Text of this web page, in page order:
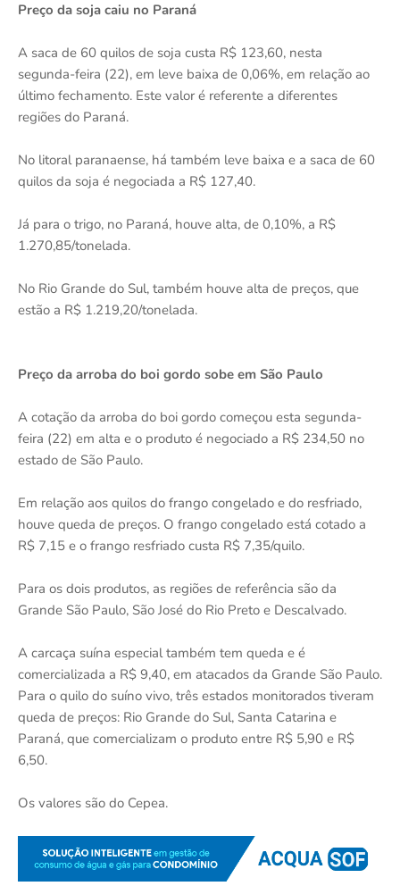
Preço da soja caiu no Paraná
A saca de 60 quilos de soja custa R$ 123,60, nesta
segunda-feira (22), em leve baixa de 0,06%, em relação ao
último fechamento. Este valor é referente a diferentes
regiões do Paraná.
No litoral paranaense, há também leve baixa e a saca de 60
quilos da soja é negociada a R$ 127,40.
Já para o trigo, no Paraná, houve alta, de 0,10%, a R$
1.270,85/tonelada.
No Rio Grande do Sul, também houve alta de preços, que
estão a R$ 1.219,20/tonelada.
Preço da arroba do boi gordo sobe em São Paulo
A cotação da arroba do boi gordo começou esta segunda-
feira (22) em alta e o produto é negociado a R$ 234,50 no
estado de São Paulo.
Em relação aos quilos do frango congelado e do resfriado,
houve queda de preços. O frango congelado está cotado a
R$ 7,15 e o frango resfriado custa R$ 7,35/quilo.
Para os dois produtos, as regiões de referência são da
Grande São Paulo, São José do Rio Preto e Descalvado.
A carcaça suína especial também tem queda e é
comercializada a R$ 9,40, em atacados da Grande São Paulo.
Para o quilo do suíno vivo, três estados monitorados tiveram
queda de preços: Rio Grande do Sul, Santa Catarina e
Paraná, que comercializam o produto entre R$ 5,90 e R$
6,50.
Os valores são do Cepea.